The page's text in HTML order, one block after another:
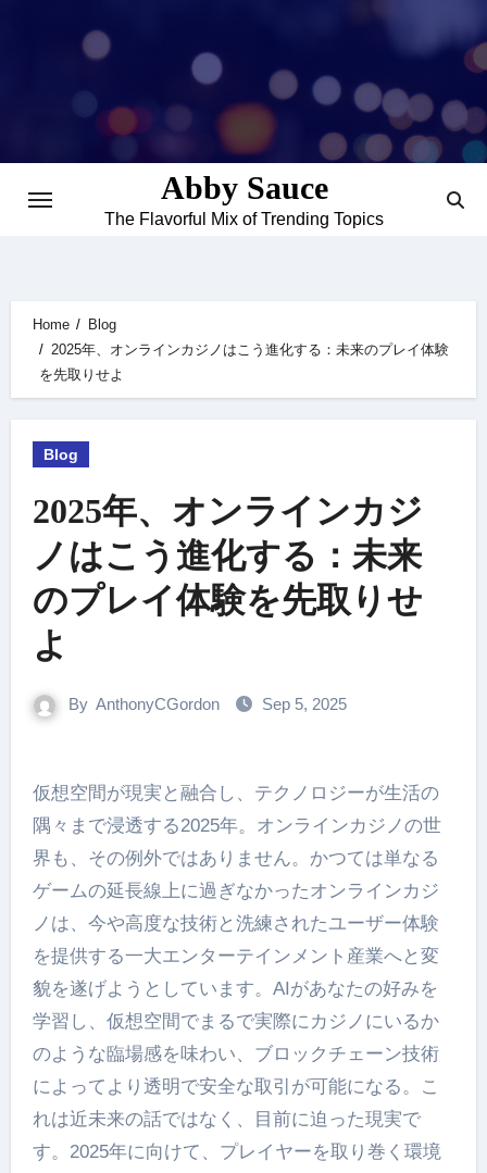
Abby Sauce
The Flavorful Mix of Trending Topics
Home
Blog
2025年、オンラインカジノはこう進化する：未来のプレイ体験
を先取りせよ
Blog
2025年、オンラインカジ
ノはこう進化する：未来
のプレイ体験を先取りせ
よ
By AnthonyCGordon Sep 5, 2025
仮想空間が現実と融合し、テクノロジーが生活の
隅々まで浸透する2025年。オンラインカジノの世
界も、その例外ではありません。かつては単なる
ゲームの延長線上に過ぎなかったオンラインカジ
ノは、今や高度な技術と洗練されたユーザー体験
を提供する一大エンターテインメント産業へと変
貌を遂げようとしています。AIがあなたの好みを
学習し、仮想空間でまるで実際にカジノにいるか
のような臨場感を味わい、ブロックチェーン技術
によってより透明で安全な取引が可能になる。こ
れは近未来の話ではなく、目前に迫った現実で
す。2025年に向けて、プレイヤーを取り巻く環境